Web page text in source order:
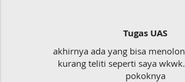
Tugas UAS
akhirnya ada yang bisa
kurang teliti seperti saya
pokoknya